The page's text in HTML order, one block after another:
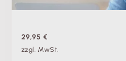
88 min
29,95 €
zzgl. MwSt.